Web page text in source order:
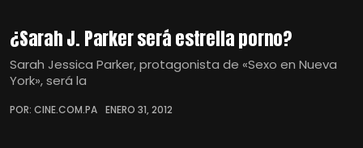
¿Sarah J. Parker será estrella porno?
Sarah Jessica Parker, protagonista de «Sexo en Nueva
York», será la
POR: CINE.COM.PA ENERO 31, 2012